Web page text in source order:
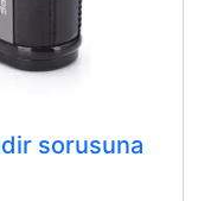
sorusuna